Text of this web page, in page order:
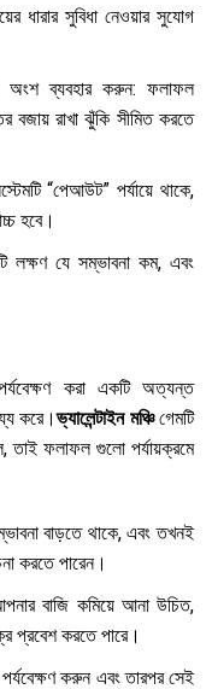
ধারার সুবিধা নেওয়ার সুযোগ
অংশ ব্যবহার করুন: ফলাফল
বজায় রাখা ঝুঁকি সীমিত করতে
“পেআউট” পর্যায়ে থাকে,
হবে।
লক্ষণ যে সম্ভাবনা কম, এবং
করা একটি অত্যন্ত
করে।ভ্যালেন্টাইন মঞ্চিগেমটি
তাই ফলাফল গুলো পর্যায়ক্রমে
বাড়তে থাকে, এবং তখনই
করতে পারেন।
বাজি কমিয়ে আনা উচিত,
প্রবেশ করতে পারে।
করুন এবং তারপর সেই